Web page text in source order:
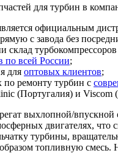
для турбин в
официальным
с завода без
по всей России;
для оптовых клиентов;
по ремонту турбин с
(Португалия) и Viscom
выхлопной/
двигателях,
турбины,
топливную смесь.